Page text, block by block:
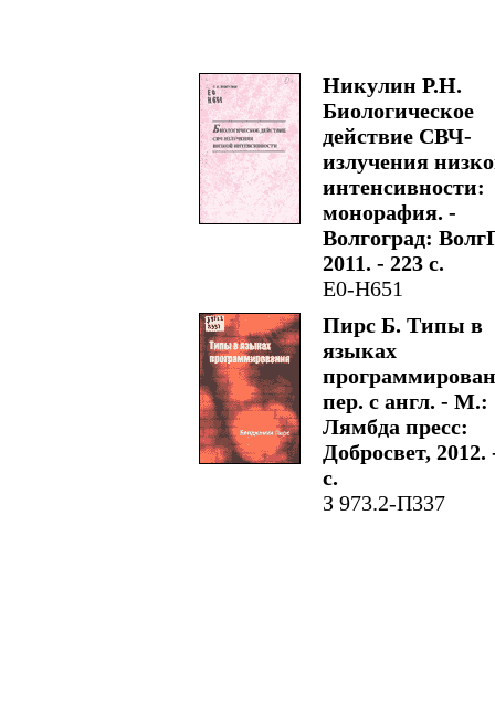
Никулин Р.Н.
Биологическое
действие СВЧ-
излучения
интенсивности:
монорафия. -
Волгоград:
2011. - 223 с.
Е0-Н651
Пирс Б. Типы в
языках
пер. с англ. - М.:
Лямбда пресс:
Добросвет, 2012.
с.
З 973.2-П337